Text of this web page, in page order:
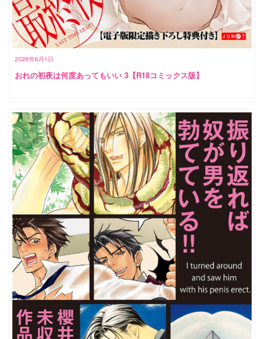
2026年6月1日
おれの初夜は何度あってもいい 3【R18コミックス版】